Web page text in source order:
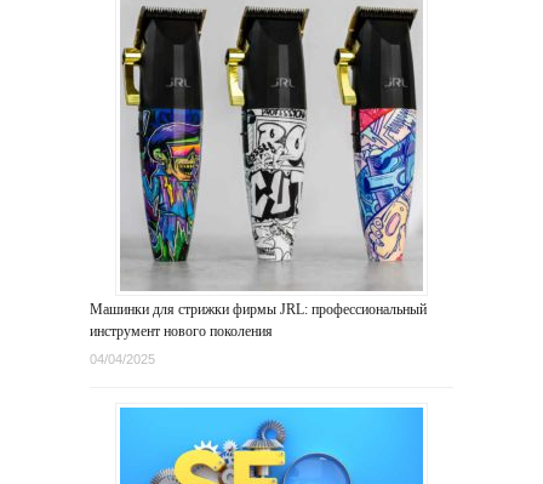
Машинки для стрижки фирмы JRL: профессиональный
инструмент нового поколения
04/04/2025